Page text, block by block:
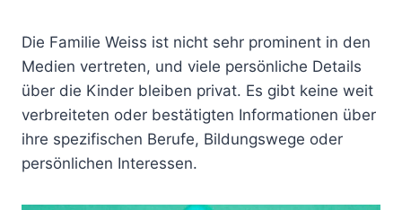
Die Familie Weiss ist nicht sehr prominent in den
Medien vertreten, und viele persönliche Details
über die Kinder bleiben privat. Es gibt keine weit
verbreiteten oder bestätigten Informationen über
ihre spezifischen Berufe, Bildungswege oder
persönlichen Interessen.